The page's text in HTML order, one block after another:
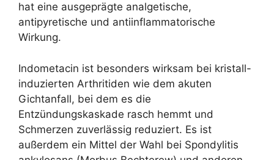
hat eine ausgeprägte analgetische,
antipyretische und antiinflammatorische
Wirkung.
Indometacin ist besonders wirksam bei kristall-
induzierten Arthritiden wie dem akuten
Gichtanfall, bei dem es die
Entzündungskaskade rasch hemmt und
Schmerzen zuverlässig reduziert. Es ist
außerdem ein Mittel der Wahl bei Spondylitis